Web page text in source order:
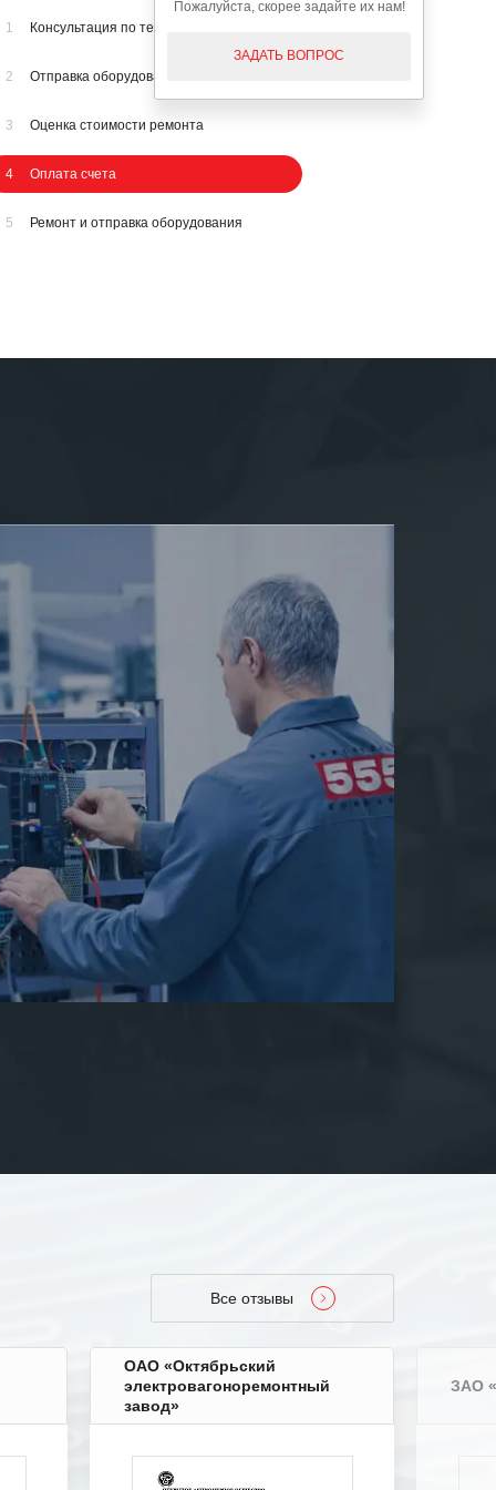
1 Консультация по телефону
2 Отправка оборудования на осмотр
3 Оценка стоимости ремонта
4 Оплата счета
5 Ремонт и отправка оборудования
Все отзывы
ОАО «Октябрьский
электровагоноремонтный
завод»
ЗАО
Пожалуйста, скорее задайте их нам!
ЗАДАТЬ ВОПРОС